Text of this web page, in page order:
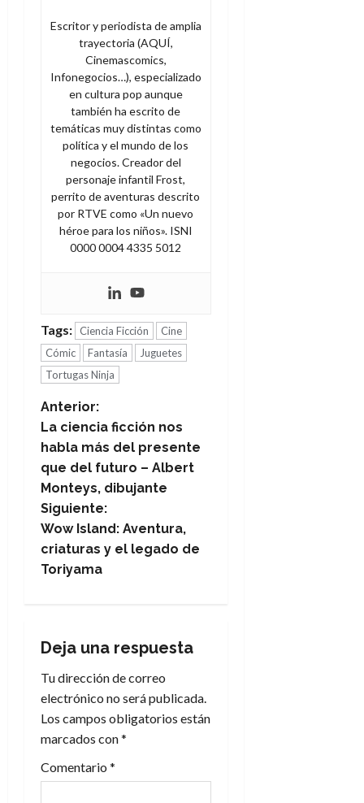
Escritor y periodista de amplia
trayectoria (AQUÍ,
Cinemascomics,
Infonegocios…), especializado
en cultura pop aunque
también ha escrito de
temáticas muy distintas como
política y el mundo de los
negocios. Creador del
personaje infantil Frost,
perrito de aventuras descrito
por RTVE como «Un nuevo
héroe para los niños». ISNI
0000 0004 4335 5012
Tags: Ciencia Ficción
Cine
Cómic
Fantasía
Juguetes
Tortugas Ninja
N
a
v
e
g
a
i
ó
n
e
Anterior:
La ciencia ficción nos
habla más del presente
que del futuro – Albert
Monteys, dibujante
Siguiente:
Wow Island: Aventura,
criaturas y el legado de
Toriyama
Deja una respuesta
Tu dirección de correo
electrónico no será publicada.
Los campos obligatorios están
marcados con*
Comentario *